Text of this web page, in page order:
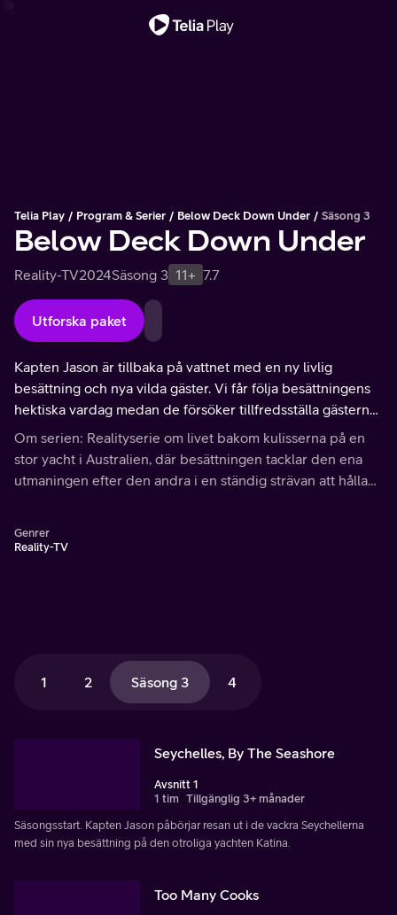
Telia Play Program & Serier Below Deck Down Under Säsong 3
Below Deck Down Under
Reality-TV2024Säsong 3 11+ 7.7
Utforska paket
Kapten Jason är tillbaka på vattnet med en ny livlig
besättning och nya vilda gäster. Vi får följa besättningens
hektiska vardag medan de försöker tillfredsställa gästerna
på deras skräddarsydda äventyr i Afrikas vackra
Seychellerna.
Om serien: Realityserie om livet bakom kulisserna på en
stor yacht i Australien, där besättningen tacklar den ena
utmaningen efter den andra i en ständig strävan att hålla
Genrer
Reality-TV
1 2 Säsong 3 4
Seychelles, By The Seashore
Avsnitt 1
1 tim Tillgänglig 3+ månader
Säsongsstart. Kapten Jason påbörjar resan ut i de vackra Seychellerna
med sin nya besättning på den otroliga yachten Katina.
Too Many Cooks